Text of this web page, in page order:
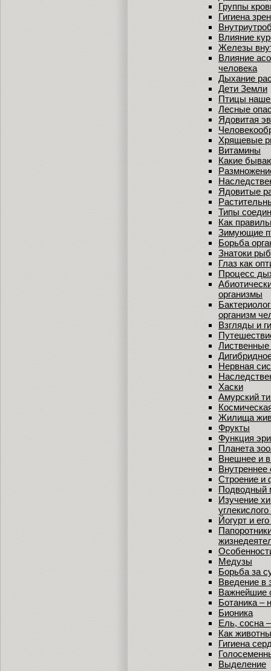
Группы
Гигиена
Влияние
Железы
Влияние
человека
Дыхание
Дети Земли
Птицы
Лесные
Ядовитая
Хрящевые
Витамины
Какие
Ядовитые
Типы
Как
Зимующие
Борьба
Знатоки рыб
Глаз как
Процесс
организмы
организм
Взгляды и
Лиственные
Нервная
Хаски
Амурский
Жилища
Фрукты
Функция
Планета
Внешнее и
Внутреннее
Строение и
Подводный
Изучение
Йогурт и
Медузы
Борьба за
Введение в
Важнейшие
Ботаника –
Бионика
Ель, сосна
Как
Гигиена
Выделение